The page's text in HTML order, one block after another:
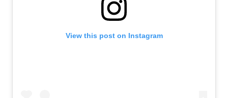
View this post on Instagram